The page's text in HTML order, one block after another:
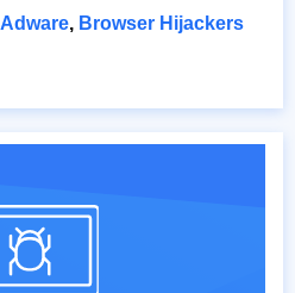
Adware, Browser Hijackers